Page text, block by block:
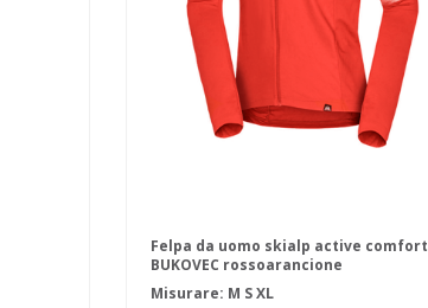
Felpa da uomo skialp active comfort
BUKOVEC rossoarancione
Misurare: M SXL